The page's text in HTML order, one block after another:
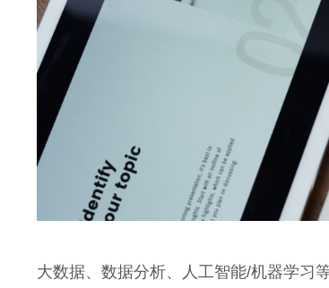
大数据、数据分析、人工智能/机器学习